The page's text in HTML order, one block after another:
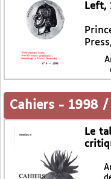
Left,
Cahiers - 1998 /
Le